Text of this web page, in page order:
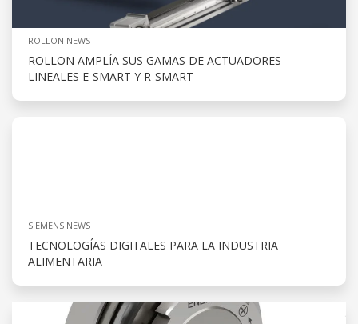
ROLLON NEWS
ROLLON AMPLÍA SUS GAMAS DE ACTUADORES
LINEALES E-SMART Y R-SMART
SIEMENS NEWS
TECNOLOGÍAS DIGITALES PARA LA INDUSTRIA
ALIMENTARIA